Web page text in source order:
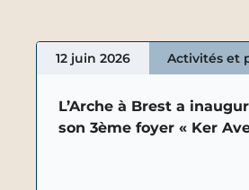
12 juin 2026 Activités et
L’Arche à Brest a
son 3ème foyer « Ker